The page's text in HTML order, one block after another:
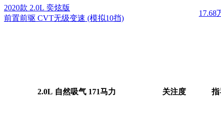
2020款 2.0L 奕炫版
前置前驱 CVT无级变速 (模拟10挡)
17.68
2.0L 自然吸气 171马力 关注度 指